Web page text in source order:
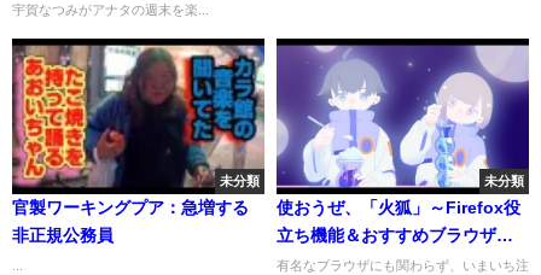
宇賀なつみがアナタの週末を楽...
未分類
官製ワーキングプア：急増する
非正規公務員
未分類
使おうぜ、「火狐」～Firefox役
立ち機能＆おすすめブラウザ
「Floorp」のすゝめ～〈ずんだ
有名なブラウザにも関わらず、いまいち注